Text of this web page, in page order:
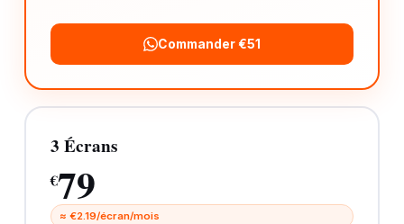
Commander €51
3 Écrans
€79
≈ €2.19/écran/mois